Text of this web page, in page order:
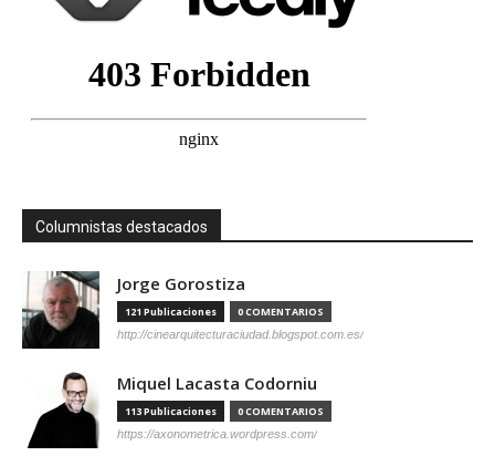
Columnistas destacados
Jorge Gorostiza
121 Publicaciones 0 COMENTARIOS
http://cinearquitecturaciudad.blogspot.com.es/
Miquel Lacasta Codorniu
113 Publicaciones 0 COMENTARIOS
https://axonometrica.wordpress.com/